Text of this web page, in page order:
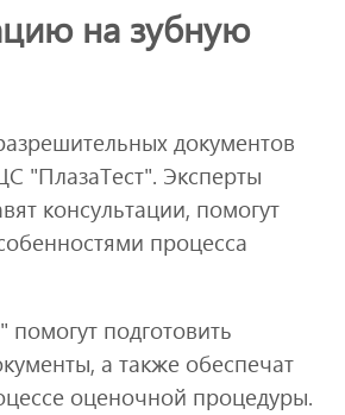
на зубную
документов
"ПлазаТест". Эксперты
консультации, помогут
процесса
подготовить
а также обеспечат
оценочной процедуры.